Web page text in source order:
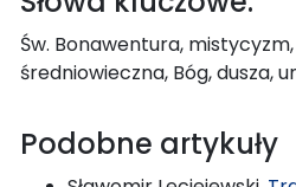
Św. Bonawentura,
średniowieczna, Bóg, dusza,
Podobne artykuły